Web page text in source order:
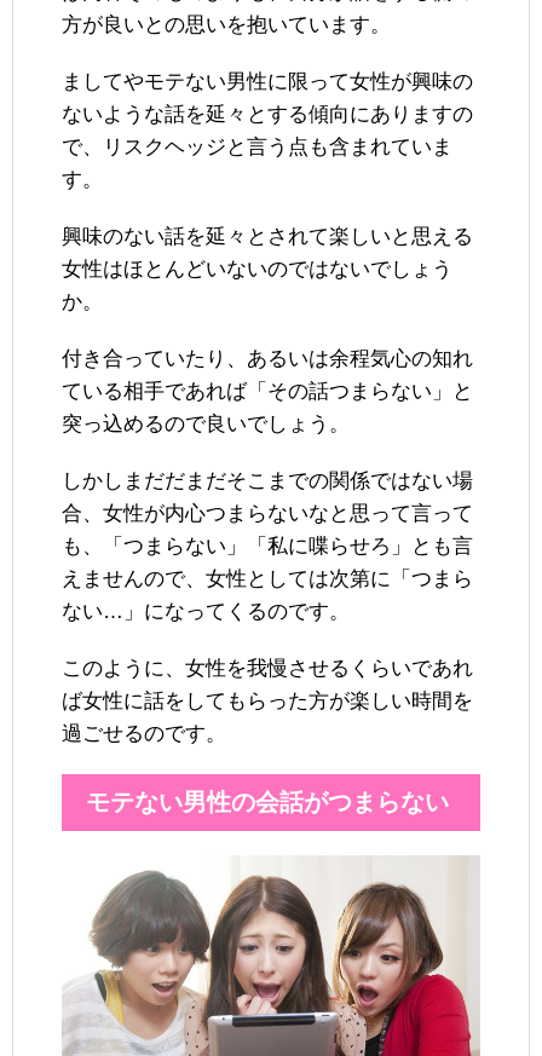
方が良いとの思いを抱いています。
ましてやモテない男性に限って女性が興味の
ないような話を延々とする傾向にありますの
で、リスクヘッジと言う点も含まれていま
す。
興味のない話を延々とされて楽しいと思える
女性はほとんどいないのではないでしょう
か。
付き合っていたり、あるいは余程気心の知れ
ている相手であれば「その話つまらない」と
突っ込めるので良いでしょう。
しかしまだだまだそこまでの関係ではない場
合、女性が内心つまらないなと思って言って
も、「つまらない」「私に喋らせろ」とも言
えませんので、女性としては次第に「つまら
ない…」になってくるのです。
このように、女性を我慢させるくらいであれ
ば女性に話をしてもらった方が楽しい時間を
過ごせるのです。
モテない男性の会話がつまらない